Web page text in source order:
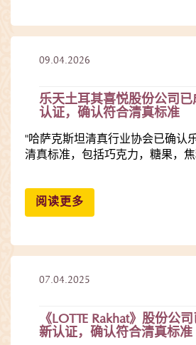
09.04.2026
乐天土耳其喜悦股份公司
认证，确认符合清真标准
"哈萨克斯坦清真行业协会已确认
清真标准，包括巧克力，糖果，
阅读更多
07.04.2025
《LOTTE Rakhat》股份公
新认证，确认符合清真标准